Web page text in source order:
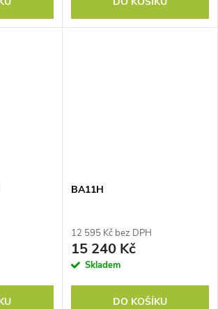
BA11H
12 595 Kč bez DPH
15 240 Kč
Skladem
DO KOŠÍKU